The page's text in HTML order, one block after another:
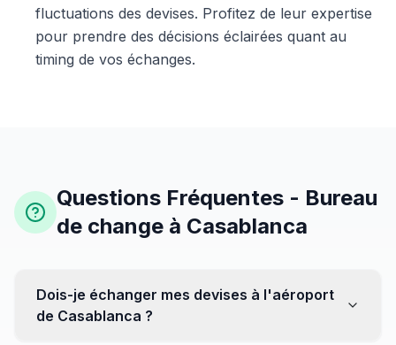
fluctuations des devises. Profitez de leur expertise
pour prendre des décisions éclairées quant au
timing de vos échanges.
Questions Fréquentes - Bureau
de change à Casablanca
Dois-je échanger mes devises à l'aéroport
de Casablanca ?